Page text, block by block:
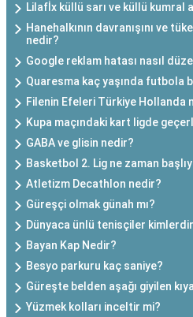
Lilafİx küllü sarı ve küllü kumral
Hanehalkının davranışını ve
nedir?
Google reklam hatası nasıl
Quaresma kaç yaşında futbola
Filenin Efeleri Türkiye Hollanda
Kupa maçındaki kart ligde
GABA ve glisin nedir?
Basketbol 2. Lig ne zaman
Atletizm Decathlon nedir?
Güreşçi olmak günah mı?
Dünyaca ünlü tenisçiler kimlerdir
Bayan Kap Nedir?
Besyo parkuru kaç saniye?
Güreşte belden aşağı giyilen
Yüzmek kolları inceltir mi?